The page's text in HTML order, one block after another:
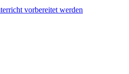
vorbereitet werden